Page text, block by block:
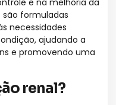
e na melhoria da
são formuladas
necessidades
ajudando a
e promovendo uma
renal?